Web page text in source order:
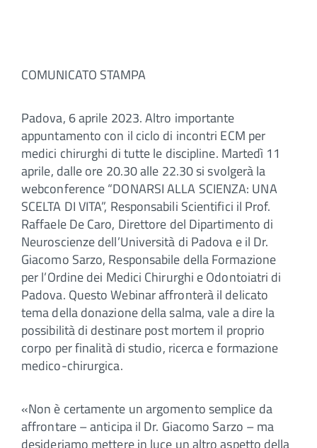
COMUNICATO STAMPA
Padova, 6 aprile 2023. Altro importante
appuntamento con il ciclo di incontri ECM per
medici chirurghi di tutte le discipline. Martedì 11
aprile, dalle ore 20.30 alle 22.30 si svolgerà la
webconference “DONARSI ALLA SCIENZA: UNA
SCELTA DI VITA”, Responsabili Scientifici il Prof.
Raffaele De Caro, Direttore del Dipartimento di
Neuroscienze dell’Università di Padova e il Dr.
Giacomo Sarzo, Responsabile della Formazione
per l’Ordine dei Medici Chirurghi e Odontoiatri di
Padova. Questo Webinar affronterà il delicato
tema della donazione della salma, vale a dire la
possibilità di destinare post mortem il proprio
corpo per finalità di studio, ricerca e formazione
medico-chirurgica.
«Non è certamente un argomento semplice da
affrontare – anticipa il Dr. Giacomo Sarzo – ma
desideriamo mettere in luce un altro aspetto della